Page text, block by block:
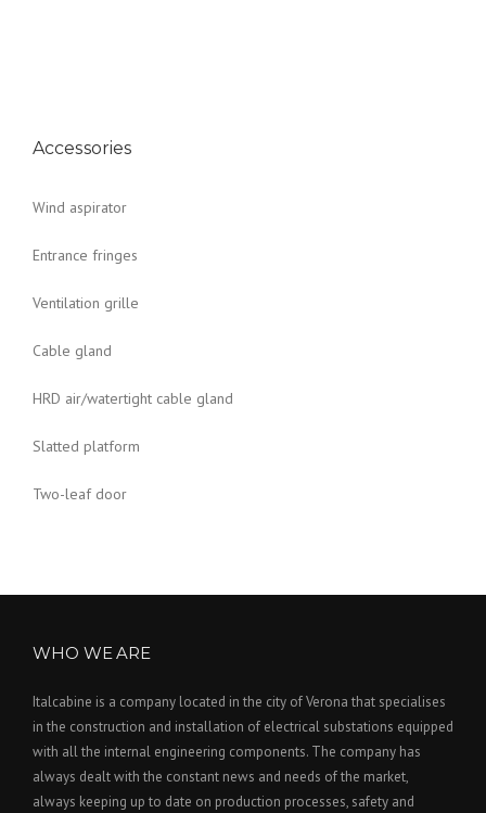
Accessories
Wind aspirator
Entrance fringes
Ventilation grille
Cable gland
HRD air/watertight cable gland
Slatted platform
Two-leaf door
WHO WE ARE
Italcabine is a company located in the city of Verona that specialises
in the construction and installation of electrical substations equipped
with all the internal engineering components. The company has
always dealt with the constant news and needs of the market,
always keeping up to date on production processes, safety and